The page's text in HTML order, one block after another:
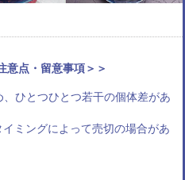
意点・留意事項＞＞
ひとつひとつ若干の個体差があ
ミングによって売切の場合があ